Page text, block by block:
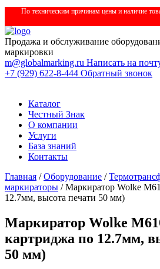
По техническим причинам цены и наличие
Продажа и обслуживание
маркировки
m@globalmarking.ru Написать на
+7 (929) 622-8-444 Обратный звонок
Каталог
Честный Знак
О компании
Услуги
База знаний
Контакты
Главная /Оборудование /
маркираторы / Маркиратор Wolke
12.7мм, высота печати 50 мм)
Маркиратор Wolke
картриджа по 12.7мм,
50 мм)